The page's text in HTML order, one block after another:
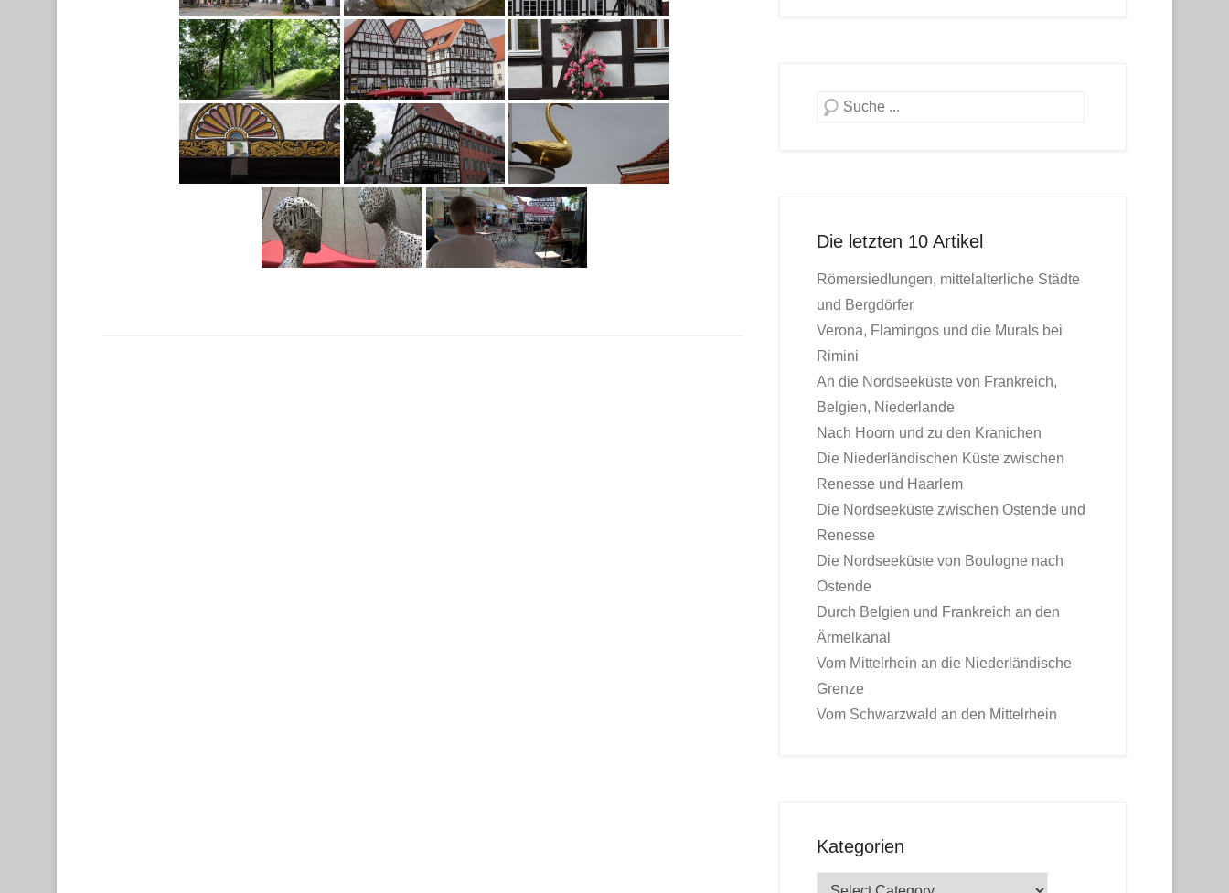
Search
Die letzten 10 Artikel
Römersiedlungen, mittelalterliche Städte
und Bergdörfer
Verona, Flamingos und die Murals bei
Rimini
An die Nordseeküste von Frankreich,
Belgien, Niederlande
Nach Hoorn und zu den Kranichen
Die Niederländischen Küste zwischen
Renesse und Haarlem
Die Nordseeküste zwischen Ostende und
Renesse
Die Nordseeküste von Boulogne nach
Ostende
Durch Belgien und Frankreich an den
Ärmelkanal
Vom Mittelrhein an die Niederländische
Grenze
Vom Schwarzwald an den Mittelrhein
Kategorien
Kategorien